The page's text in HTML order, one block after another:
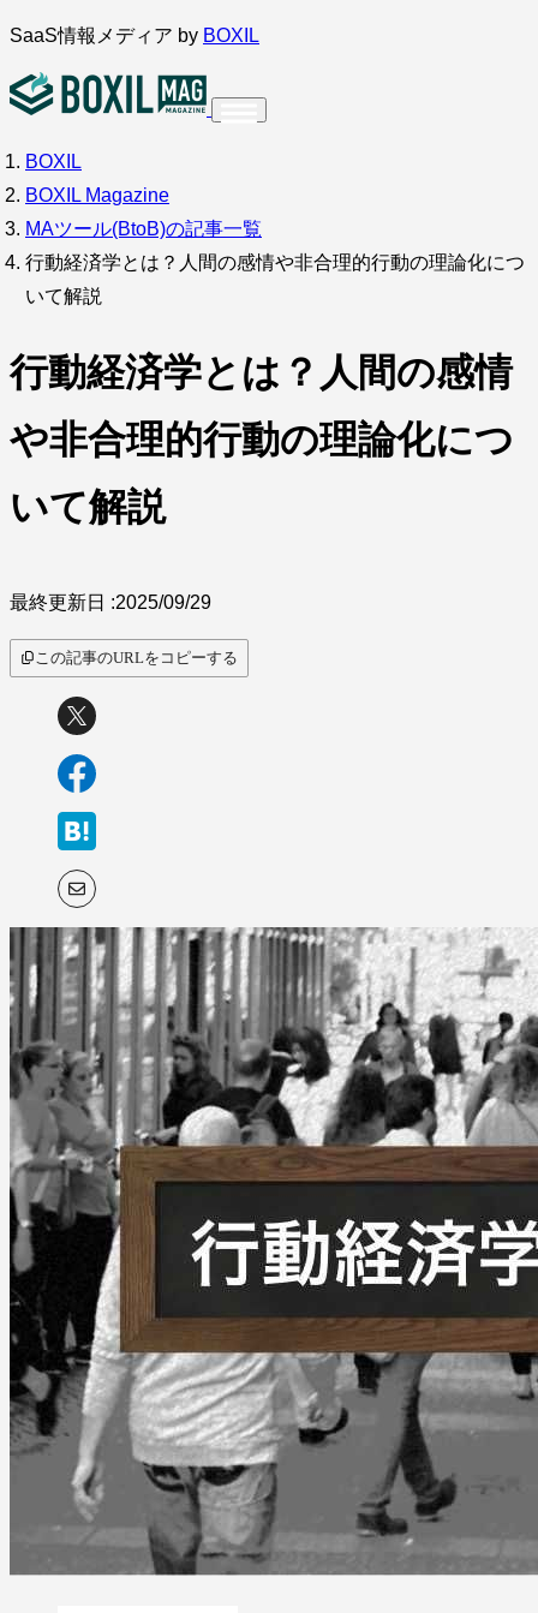
内
を
キ
ッ
プ
SaaS情報メディア by BOXIL
インタビュー
調査・アンケート
す
SaaS情報メディア by BOXIL
BOXIL
BOXIL Magazine
MAツール(BtoB)の記事一覧
行動経済学とは？人間の感情や非合理的行動の理論化につ
いて解説
行動経済学とは？人間の感情
や非合理的行動の理論化につ
いて解説
最終更新日 :2025/09/29
この記事のURLをコピーする